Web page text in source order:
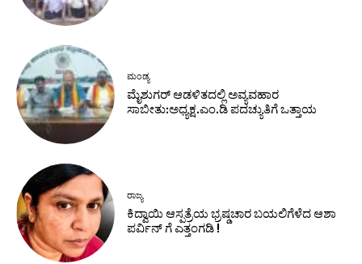
ಮಂಡ್ಯ
ಮೈಶುಗರ್ ಆಡಳಿತದಲ್ಲಿ ಅವ್ಯವಹಾರ
ಸಾಬೀತು:ಅಧ್ಯಕ್ಷ.ಎಂ.ಡಿ ಪದಚ್ಯುತಿಗೆ ಒತ್ತಾಯ
ರಾಜ್ಯ
ಕಿದ್ವಾಯಿ ಆಸ್ಪತ್ರೆಯ ಭ್ರಷ್ಡಚಾರ ಬಯಲಿಗೆಳೆದ ಆಶಾ
ಪರ್ವಿನ್ ಗೆ ಎತ್ತಂಗಡಿ !